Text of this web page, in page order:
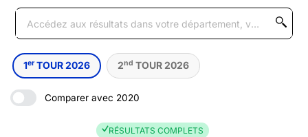
1er TOUR 2026 2nd TOUR 2026
Comparer avec 2020
RÉSULTATS COMPLETS